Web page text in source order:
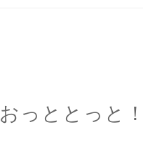
おっととっと！